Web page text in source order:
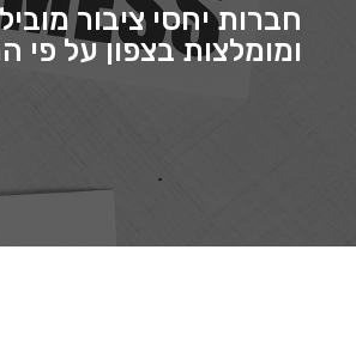
חברות יחסי ציבור
ומומלצות בצפון על פי